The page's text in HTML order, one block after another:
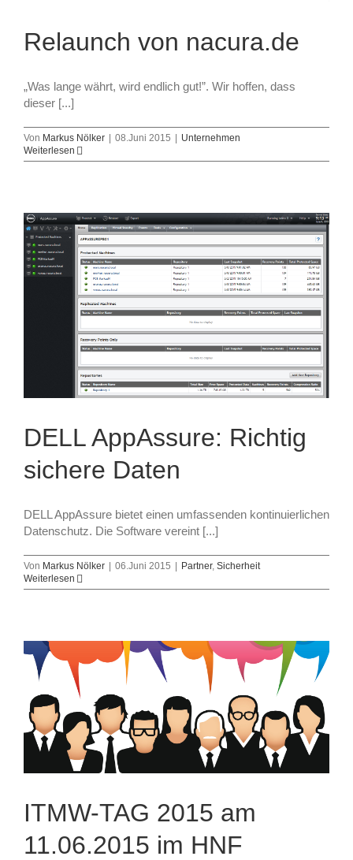
Relaunch von nacura.de
„Was lange währt, wird endlich gut!”. Wir hoffen, dass
dieser [...]
Von Markus Nölker | 08.Juni 2015 | Unternehmen
Weiterlesen
DELL AppAssure: Richtig
sichere Daten
DELL AppAssure bietet einen umfassenden kontinuierlichen
Datenschutz. Die Software vereint [...]
Von Markus Nölker 06.Juni 2015 Partner, Sicherheit
Weiterlesen
ITMW-TAG 2015 am
11.06.2015 im HNF